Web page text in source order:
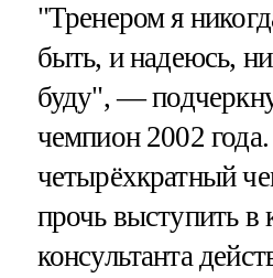
"Тренером я
быть, и надеюсь,
буду", —
чемпион 2002
четырёхкратный
прочь выступить в
консультанта